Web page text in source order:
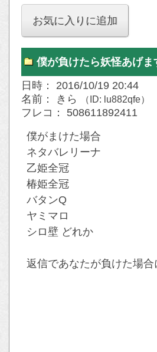
僕が負けたら妖怪あげ
日時： 2016/10/19 20:44
名前： きら
（ID: lu882qfe）
フレコ： 508611892411
僕がまけた場合
ネタバレリーナ
乙姫全冠
椿姫全冠
バタンQ
ヤミマロ
シロ壁 どれか
返信であなたが負けた場